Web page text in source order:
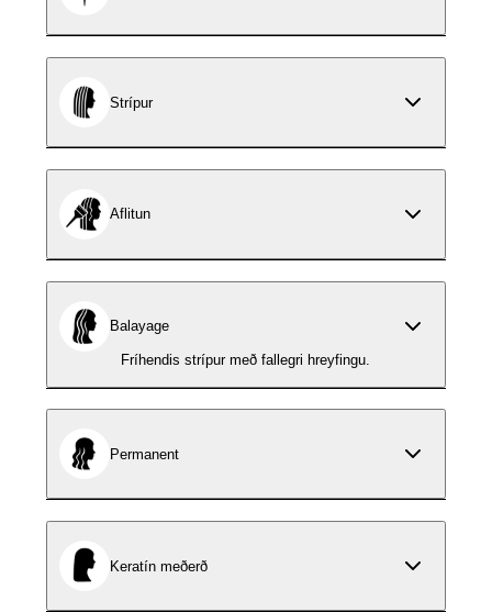
Strípur
Aflitun
Balayage
Fríhendis strípur með fallegri hreyfingu.
Permanent
Keratín meðerð